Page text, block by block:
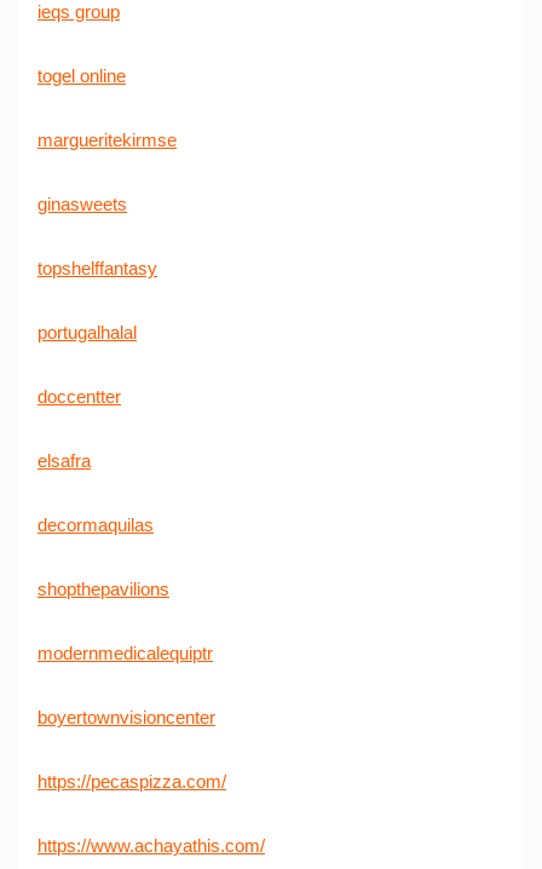
ieqs group
togel online
margueritekirmse
ginasweets
topshelffantasy
portugalhalal
doccentter
elsafra
decormaquilas
shopthepavilions
modernmedicalequiptr
boyertownvisioncenter
https://pecaspizza.com/
https://www.achayathis.com/